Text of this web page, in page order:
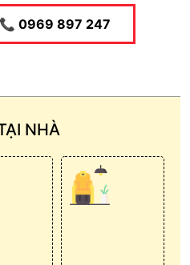
📞 0969 897 247
NHÀ